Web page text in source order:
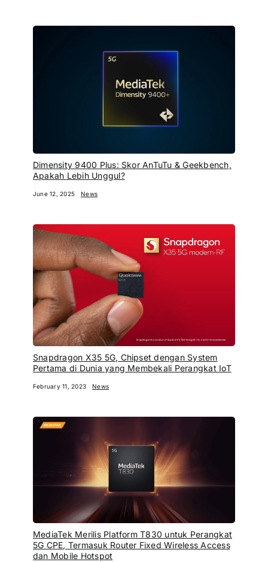
Dimensity 9400 Plus: Skor AnTuTu & Geekbench,
Apakah Lebih Unggul?
June 12, 2025 News
Snapdragon X35 5G, Chipset dengan System
Pertama di Dunia yang Membekali Perangkat IoT
February 11, 2023 News
MediaTek Merilis Platform T830 untuk Perangkat
5G CPE, Termasuk Router Fixed Wireless Access
dan Mobile Hotspot